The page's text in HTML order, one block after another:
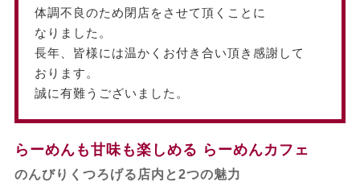
体調不良のため閉店を させて頂くことに
なりました。
長年、皆様には温かく お付き合い頂き 感謝して
おり ます。
誠に有難う ございました。
らーめんも甘味も楽しめる らーめんカフェ
のんびりくつろげる店内と2つの魅力